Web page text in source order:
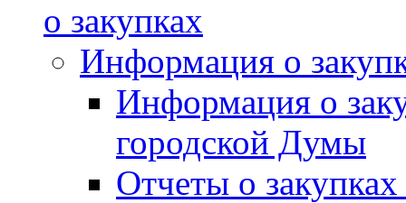
о закупках
Информация о
Информация о
городской Думы
Отчеты о